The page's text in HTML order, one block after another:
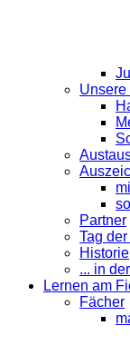
Unsere
Partner
Tag
Historie
... in
Lernen am
Fächer